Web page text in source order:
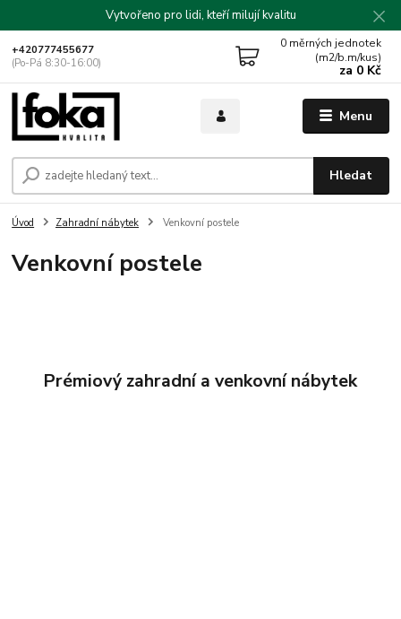
Vytvořeno pro lidi, kteří milují kvalitu
Menu
Hledat
+420777455677
(Po-Pá 8:30-16:00)
0 měrných jednotek
(m2/b.m/kus)
za 0 Kč
Úvod Zahradní nábytek Venkovní postele
Venkovní postele
Prémiový zahradní a venkovní nábytek